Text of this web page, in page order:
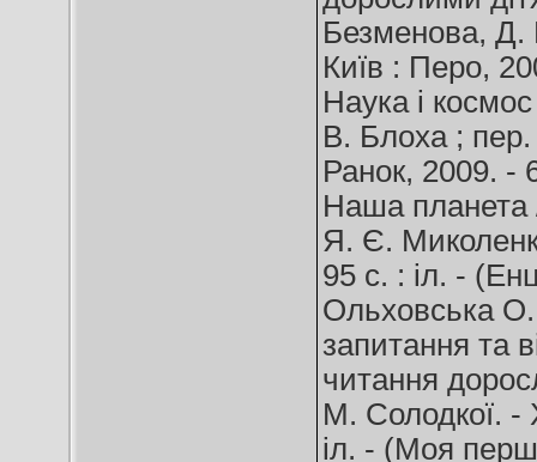
Безменова, Д.
Київ : Перо,
Наука і
В. Блоха ;
Ранок, 2009. -
Наша планета
Я. Є.
95 с. : іл. -
Ольховська
запитання та
читання
М. Солодкої. -
іл. - (Моя